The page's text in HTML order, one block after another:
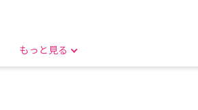
もっと見る